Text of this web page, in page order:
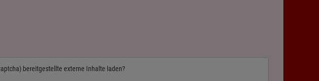
bereitgestellte externe Inhalte laden?